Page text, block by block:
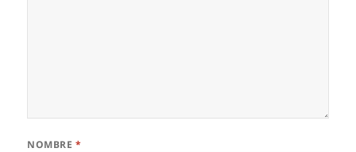
NOMBRE *